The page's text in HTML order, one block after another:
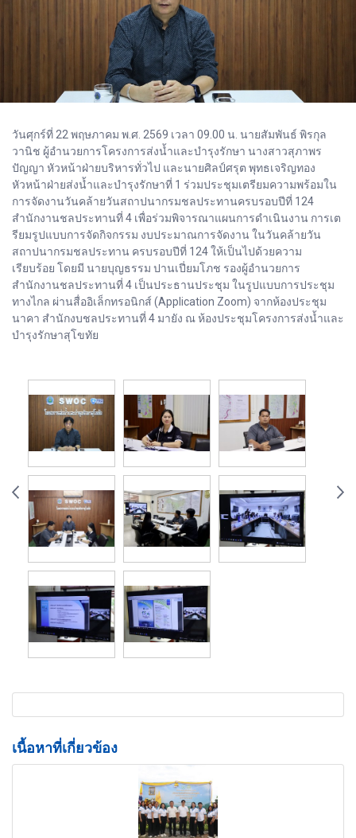
วันศุกร์ที่ 22 พฤษภาคม พ.ศ. 2569 เวลา 09.00 น. นายสัมพันธ์ พิรกุล
วานิช ผู้อำนวยการโครงการส่งน้ำและบำรุงรักษา นางสาวสุภาพร
ปัญญา หัวหน้าฝ่ายบริหารทั่วไป และนายศิลป์ศรุต พุทธเจริญทอง
หัวหน้าฝ่ายส่งน้ำและบำรุงรักษาที่ 1 ร่วมประชุมเตรียมความพร้อมใน
การจัดงานวันคล้ายวันสถาปนากรมชลประทานครบรอบปีที่ 124
สำนักงานชลประทานที่ 4 เพื่อร่วมพิจารณาแผนการดำเนินงาน การเต
รียมรูปแบบการจัดกิจกรรม งบประมาณการจัดงาน ในวันคล้ายวัน
สถาปนากรมชลประทาน ครบรอบปีที่ 124 ให้เป็นไปด้วยความ
เรียบร้อย โดยมี นายบุญธรรม ปานเปี่ยมโภช รองผู้อำนวยการ
สำนักงานชลประทานที่ 4 เป็นประธานประชุม ในรูปแบบการประชุม
ทางไกล ผ่านสื่ออิเล็กทรอนิกส์ (Application Zoom) จากห้องประชุม
นาคา สำนักงบชลประทานที่ 4 มายัง ณ ห้องประชุมโครงการส่งน้ำและ
บำรุงรักษาสุโขทัย
เนื้อหาที่เกี่ยวข้อง